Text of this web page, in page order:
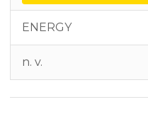
ENERGY
n. v.